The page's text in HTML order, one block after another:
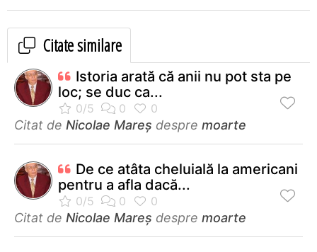
Citate similare
Istoria arată că anii nu pot sta pe
loc; se duc ca...
Citat de Nicolae Mareș despre moarte
De ce atâta cheluială la americani
pentru a afla dacă...
Citat de Nicolae Mareș despre moarte